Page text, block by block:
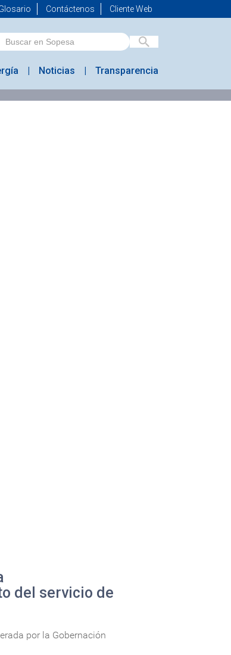
Contáctenos Cliente Web
Noticias Transparencia
del servicio de
por la Gobernación